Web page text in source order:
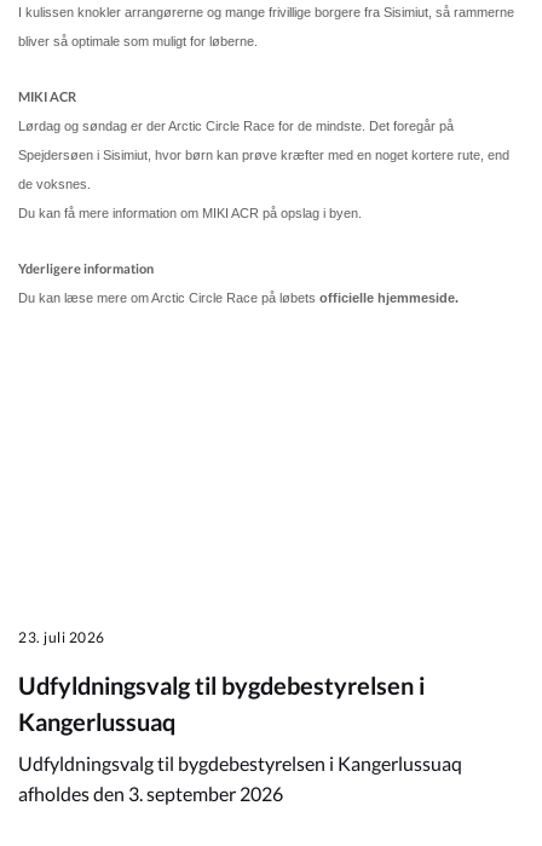
I kulissen knokler arrangørerne og mange frivillige borgere fra Sisimiut, så rammerne
bliver så optimale som muligt for løberne.
MIKI ACR
Lørdag og søndag er der Arctic Circle Race for de mindste. Det foregår på
Spejdersøen i Sisimiut, hvor børn kan prøve kræfter med en noget kortere rute, end
de voksnes.
Du kan få mere information om MIKI ACR på opslag i byen.
Yderligere information
Du kan læse mere om Arctic Circle Race på løbets officielle hjemmeside.
23. juli 2026
Udfyldningsvalg til bygdebestyrelsen i
Kangerlussuaq
Udfyldningsvalg til bygdebestyrelsen i Kangerlussuaq
afholdes den 3. september 2026